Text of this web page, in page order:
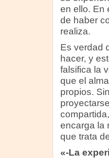
en ello. En
de haber
realiza.
Es verdad
hacer, y
falsifica la
que el
propios.
encarga la
que trata
«-La